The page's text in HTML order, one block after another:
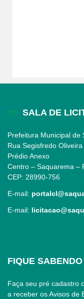
SALA DE
Prefeitura Municipal de
Rua Segisfredo
Prédio Anexo
Centro – Saquarema –
CEP: 28990-756
E-mail:
E-mail:
FIQUE SABENDO
Faça seu pré cadastro
a receber os Avisos de